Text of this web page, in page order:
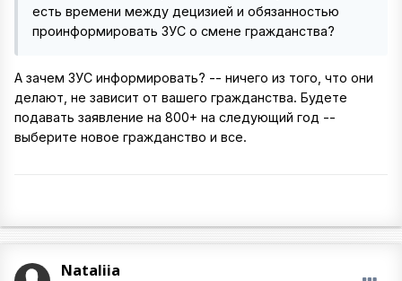
есть времени между децизией и обязанностью
проинформировать ЗУС о смене гражданства?
А зачем ЗУС информировать? -- ничего из того, что они
делают, не зависит от вашего гражданства. Будете
подавать заявление на 800+ на следующий год --
выберите новое гражданство и все.
Nataliia